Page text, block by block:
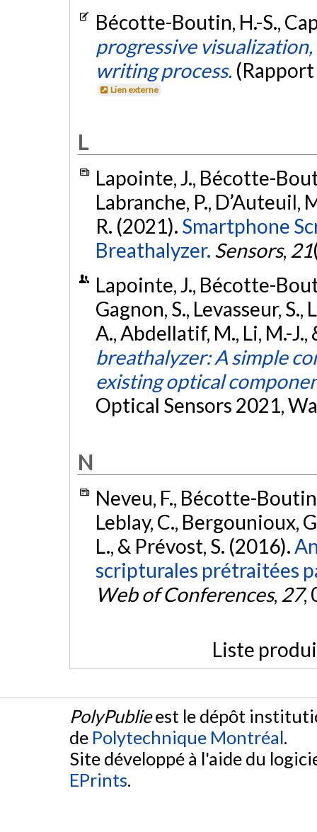
Bécotte-Boutin, H.-S.,
progressive
writing process.
Lien externe
L
Lapointe, J., Bécotte-
Labranche, P., D’Auteuil,
R. (2021). Smartphone
Breathalyzer. Sensors, 21
Lapointe, J., Bécotte-
Gagnon, S., Levasseur,
A., Abdellatif, M., Li, M.-
breathalyzer: A simple
existing optical
Optical Sensors 2021,
N
Neveu, F., Bécotte-
Leblay, C., Bergounioux,
L., & Prévost, S. (2016).
scripturales prétraitées
Web of Conferences, 27,
Liste
PolyPublieest le dépôt
de Polytechnique Montréal.
Site développé à l'aide du
EPrints.